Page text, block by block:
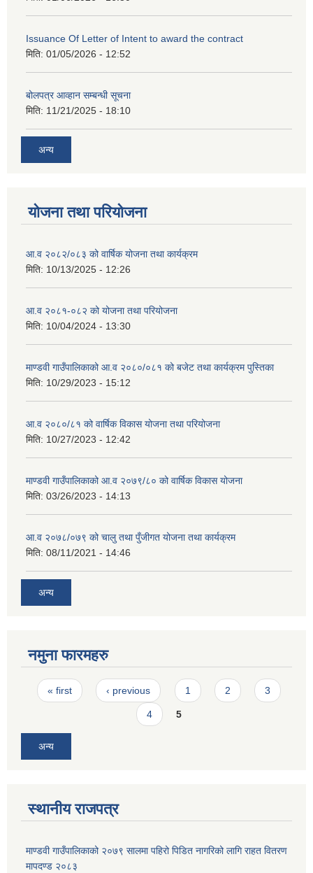
Issuance Of Letter of Intent to award the contract
मिति: 01/05/2026 - 12:52
बोलपत्र आव्हान सम्बन्धी सूचना
मिति: 11/21/2025 - 18:10
अन्य
योजना तथा परियोजना
आ.व २०८२/०८३ को वार्षिक योजना तथा कार्यक्रम
मिति: 10/13/2025 - 12:26
आ.व २०८१-०८२ को योजना तथा परियोजना
मिति: 10/04/2024 - 13:30
माण्डवी गाउँपालिकाको आ.व २०८०/०८१ को बजेट तथा कार्यक्रम पुस्तिका
मिति: 10/29/2023 - 15:12
आ.व २०८०/८१ को वार्षिक विकास योजना तथा परियोजना
मिति: 10/27/2023 - 12:42
माण्डवी गाउँपालिकाको आ.व २०७९/८० को वार्षिक विकास योजना
मिति: 03/26/2023 - 14:13
आ.व २०७८/०७९ को चालु तथा पुँजीगत योजना तथा कार्यक्रम
मिति: 08/11/2021 - 14:46
अन्य
नमुना फारमहरु
Pages
« first ‹ previous 1 2 3
4 5
अन्य
स्थानीय राजपत्र
माण्डवी गाउँपालिकाको २०७९ सालमा पहिरो पिडित नागरिको लागि राहत वितरण
मापदण्ड २०८३